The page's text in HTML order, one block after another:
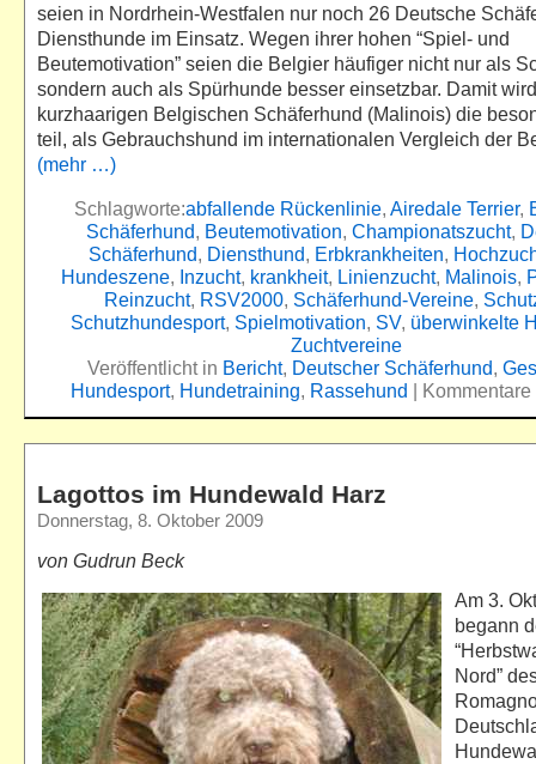
seien in Nordrhein-Westfalen nur noch 26 Deutsche
Diensthunde im Einsatz. Wegen ihrer hohen “Spiel- und
Beutemotivation” seien die Belgier häufiger nicht nur als
sondern auch als Spürhunde besser einsetzbar. Damit
kurzhaarigen Belgischen Schäferhund (Malinois) die
teil, als Gebrauchshund im internationalen Vergleich der
(mehr …)
Schlagworte:abfallende Rückenlinie, Airedale Terrier,
Schäferhund, Beutemotivation, Championatszucht,
Schäferhund, Diensthund, Erbkrankheiten,
Hundeszene, Inzucht, krankheit, Linienzucht, Malinois,
Reinzucht, RSV2000, Schäferhund-Vereine,
Schutzhundesport, Spielmotivation, SV, überwinkelte
Zuchtvereine
Veröffentlicht in Bericht, Deutscher Schäferhund,
Hundesport, Hundetraining, Rassehund |
Lagottos im Hundewald Harz
Donnerstag, 8. Oktober 2009
von Gudrun Beck
Am 3.
begann
Nord”